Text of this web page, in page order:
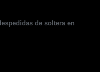
de soltera en